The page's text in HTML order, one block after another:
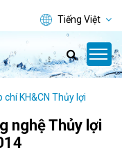
Tiếng Việt
chí KH&CN Thủy lợi
nghệ Thủy lợi